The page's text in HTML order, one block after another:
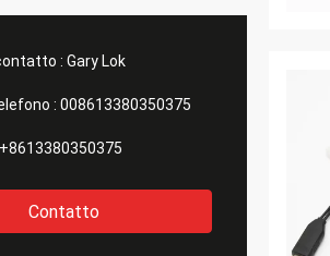
: Gary Lok
: 008613380350375
+8613380350375
Contatto